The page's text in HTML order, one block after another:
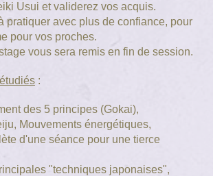
Usui et validerez vos acquis.
pratiquer avec plus de confiance, pour
pour vos proches.
vous sera remis en fin de session.
:
des 5 principes (Gokai),
Mouvements énergétiques,
d'une séance pour une tierce
"techniques japonaises",